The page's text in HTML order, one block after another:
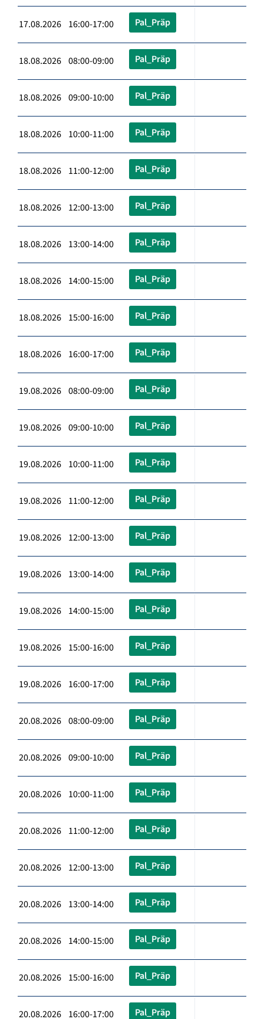
17.08.2026 16:00-17:00 Pal_Präp
18.08.2026 08:00-09:00 Pal_Präp
18.08.2026 09:00-10:00 Pal_Präp
18.08.2026 10:00-11:00 Pal_Präp
18.08.2026 11:00-12:00 Pal_Präp
18.08.2026 12:00-13:00 Pal_Präp
18.08.2026 13:00-14:00 Pal_Präp
18.08.2026 14:00-15:00 Pal_Präp
18.08.2026 15:00-16:00 Pal_Präp
18.08.2026 16:00-17:00 Pal_Präp
19.08.2026 08:00-09:00 Pal_Präp
19.08.2026 09:00-10:00 Pal_Präp
19.08.2026 10:00-11:00 Pal_Präp
19.08.2026 11:00-12:00 Pal_Präp
19.08.2026 12:00-13:00 Pal_Präp
19.08.2026 13:00-14:00 Pal_Präp
19.08.2026 14:00-15:00 Pal_Präp
19.08.2026 15:00-16:00 Pal_Präp
19.08.2026 16:00-17:00 Pal_Präp
20.08.2026 08:00-09:00 Pal_Präp
20.08.2026 09:00-10:00 Pal_Präp
20.08.2026 10:00-11:00 Pal_Präp
20.08.2026 11:00-12:00 Pal_Präp
20.08.2026 12:00-13:00 Pal_Präp
20.08.2026 13:00-14:00 Pal_Präp
20.08.2026 14:00-15:00 Pal_Präp
20.08.2026 15:00-16:00 Pal_Präp
20.08.2026 16:00-17:00 Pal_Präp